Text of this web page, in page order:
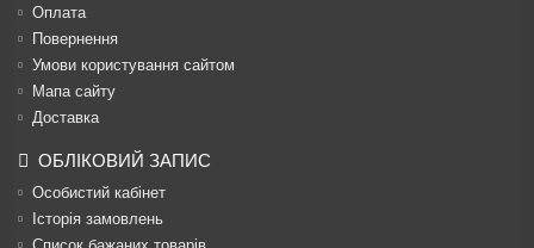
Оплата
Повернення
Умови користування сайтом
Мапа сайту
Доставка
ОБЛІКОВИЙ ЗАПИС
Особистий кабінет
Історія замовлень